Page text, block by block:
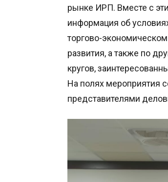
рынке ИРП. Вместе с
информация об
торгово-
развития, а также по
кругов,
На полях мероприятия
представителями